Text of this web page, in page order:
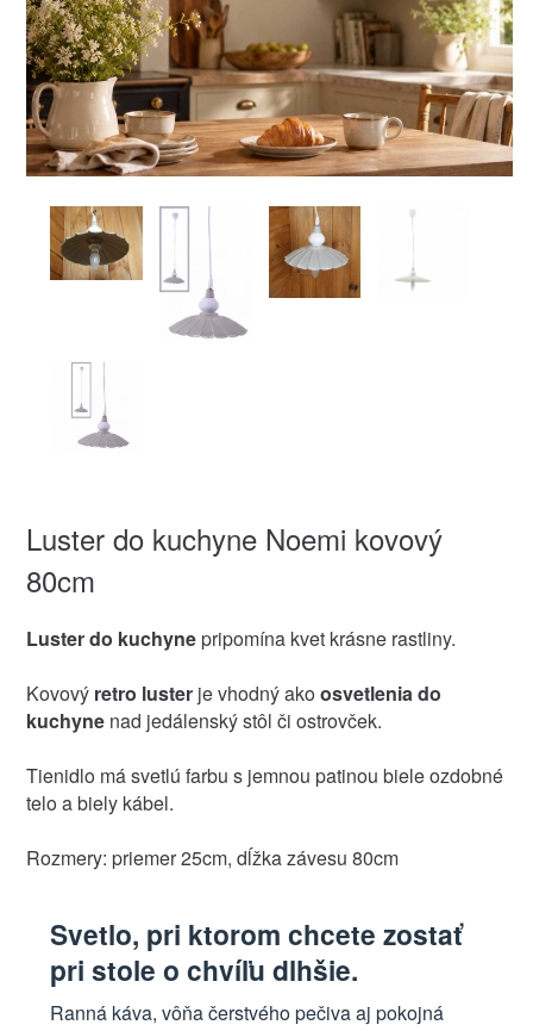
Luster do kuchyne Noemi kovový
80cm
Luster do kuchynepripomína kvet krásne rastliny.
Kovový retro luster je vhodný ako osvetlenia do
kuchyne nad jedálenský stôl či ostrovček.
Tienidlo má svetlú farbu s jemnou patinou biele ozdobné
telo a biely kábel.
Rozmery: priemer 25cm, dĺžka závesu 80cm
Svetlo, pri ktorom chcete zostať
pri stole o chvíľu dlhšie.
Ranná káva, vôňa čerstvého pečiva aj pokojná